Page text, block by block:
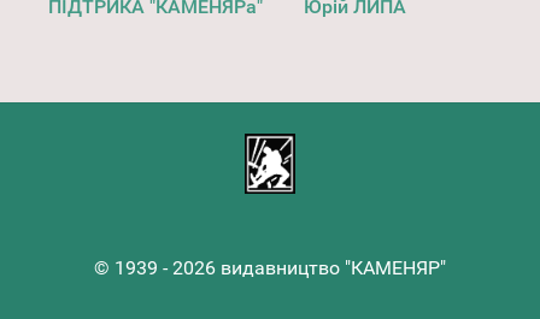
ПІДТРИКА "КАМЕНЯРа" Юрій ЛИПА
© 1939 - 2026 видавництво "КАМЕНЯР"